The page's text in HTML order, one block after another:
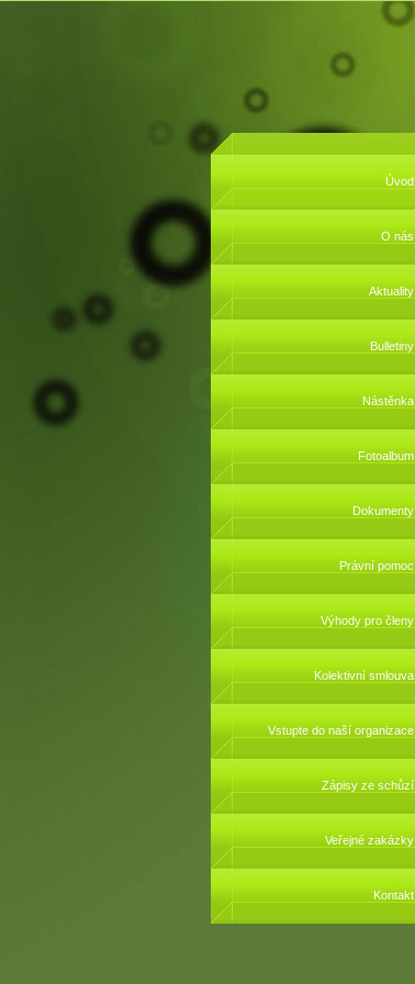
Úvod
O nás
Aktuality
Bulletiny
Nástěnka
Fotoalbum
Dokumenty
Právní pomoc
Výhody pro členy
Kolektivní smlouva
Vstupte do naší organizace
Zápisy ze schůzí
Veřejné zakázky
Kontakt